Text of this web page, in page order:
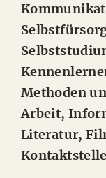
Methoden
Arbeit,
Literatur,